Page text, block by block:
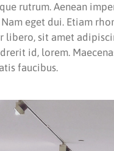
rutrum. Aenean
eget dui. Etiam
libero, sit amet
id, lorem.
faucibus.